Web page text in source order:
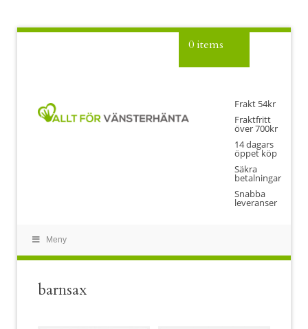
0 items
Frakt 54kr
Fraktfritt
över 700kr
14 dagars
öppet köp
Säkra
betalningar
Snabba
leveranser
Meny
barnsax